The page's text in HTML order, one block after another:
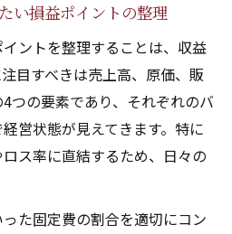
い損益ポイントの整理
ントを整理することは、収益
目すべきは売上高、原価、販
つの要素であり、それぞれのバ
営状態が見えてきます。特に
ス率に直結するため、日々の
た固定費の割合を適切にコン